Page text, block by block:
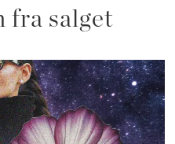
fra salget